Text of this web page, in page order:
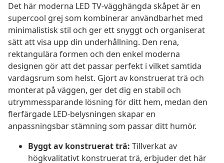
Det här moderna LED TV-vägghängda skåpet är en
supercool grej som kombinerar användbarhet med
minimalistisk stil och ger ett snyggt och organiserat
sätt att visa upp din underhållning. Den rena,
rektangulära formen och den enkel moderna
designen gör att det passar perfekt i vilket samtida
vardagsrum som helst. Gjort av konstruerat trä och
monterat på väggen, ger det dig en stabil och
utrymmessparande lösning för ditt hem, medan den
flerfärgade LED-belysningen skapar en
anpassningsbar stämning som passar ditt humör.
Byggt av konstruerat trä: Tillverkat av
högkvalitativt konstruerat trä, erbjuder det här